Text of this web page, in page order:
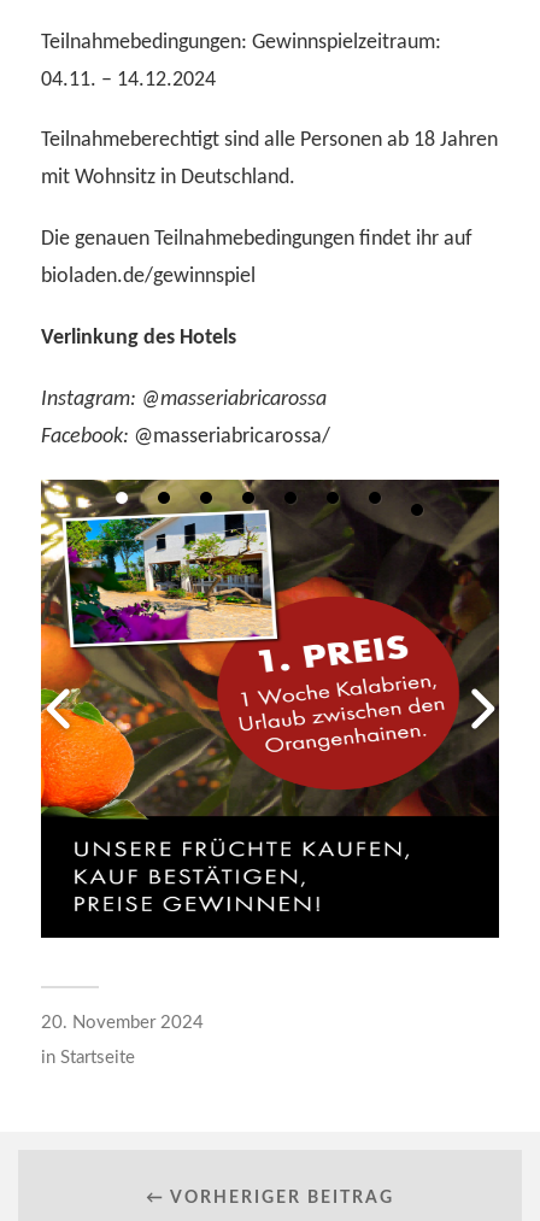
Teilnahmebedingungen: Gewinnspielzeitraum:
04.11. – 14.12.2024
Teilnahmeberechtigt sind alle Personen ab 18 Jahren
mit Wohnsitz in Deutschland.
Die genauen Teilnahmebedingungen findet ihr auf
bioladen.de/gewinnspiel
Verlinkung des Hotels
Instagram: @masseriabricarossa
Facebook: @masseriabricarossa/
20. November 2024
in Startseite
← VORHERIGER BEITRAG